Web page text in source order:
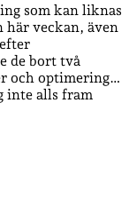
som kan liknas
här veckan, även
de bort två
och optimering…
inte alls fram